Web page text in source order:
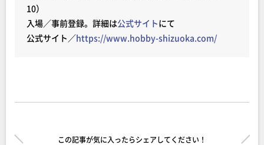
10）
入場／事前登録。詳細は公式サイトにて
公式サイト／https://www.hobby-shizuoka.com/
この記事が気に入ったらシェアしてください！